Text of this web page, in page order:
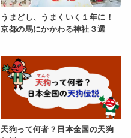
うまどし、うまくいく１年に！
京都の馬にかかわる神社３選
天狗って何者？日本全国の天狗